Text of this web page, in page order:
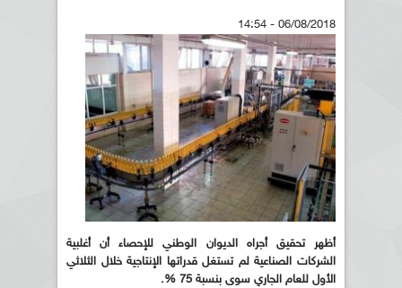
06/08/2018 - 14:54
أظهر تحقيق أجراه الديوان الوطني للإحصاء أن أغلبية
الشركات الصناعية لم تستغل قدراتها الإنتاجية خلال الثلاثي
الأول للعام الجاري سوى بنسبة 75 %.